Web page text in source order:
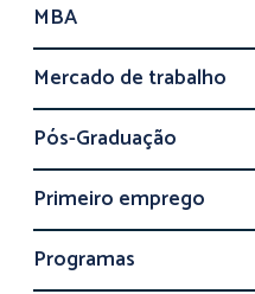
MBA
Mercado de trabalho
Pós-Graduação
Primeiro emprego
Programas